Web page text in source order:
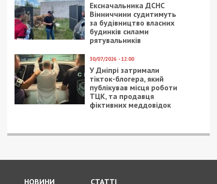
Ексначальника ДСНС
Вінниччини судитимуть
за будівництво власних
будинків силами
рятувальників
30/07/2026 - 12:00
У Дніпрі затримали
тікток-блогера, який
публікував місця роботи
ТЦК, та продавця
фіктивних меддовідок
НОВИНИ СТАТТІ